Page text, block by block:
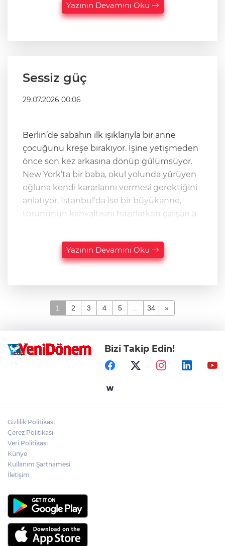
Yazının Devamını Oku
Sessiz güç
29.07.2026 00:06
Berlin’de sabahın ilk ışıklarıyla bir anne
çocuğunu kreşe bırakıyor. İşine yetişmeden
önce son kez arkasına dönüp gülümsüyor.
New York’ta bir baba, okul yolunda yürüyen
oğluna kendi kararlarını vermesi gerektiğini
anlatıyor. İstanbul’da ise bir büyükanne,
torununun kahvaltısını hazırlarken çalışan a
Yazının Devamını Oku
1 2 3 4 5 34 »
Bizi Takip Edin!
Gizlilik Politikası
Çerez Politikası
Veri Politikası
Künye
Kullanım Şartnamesi
İletişim